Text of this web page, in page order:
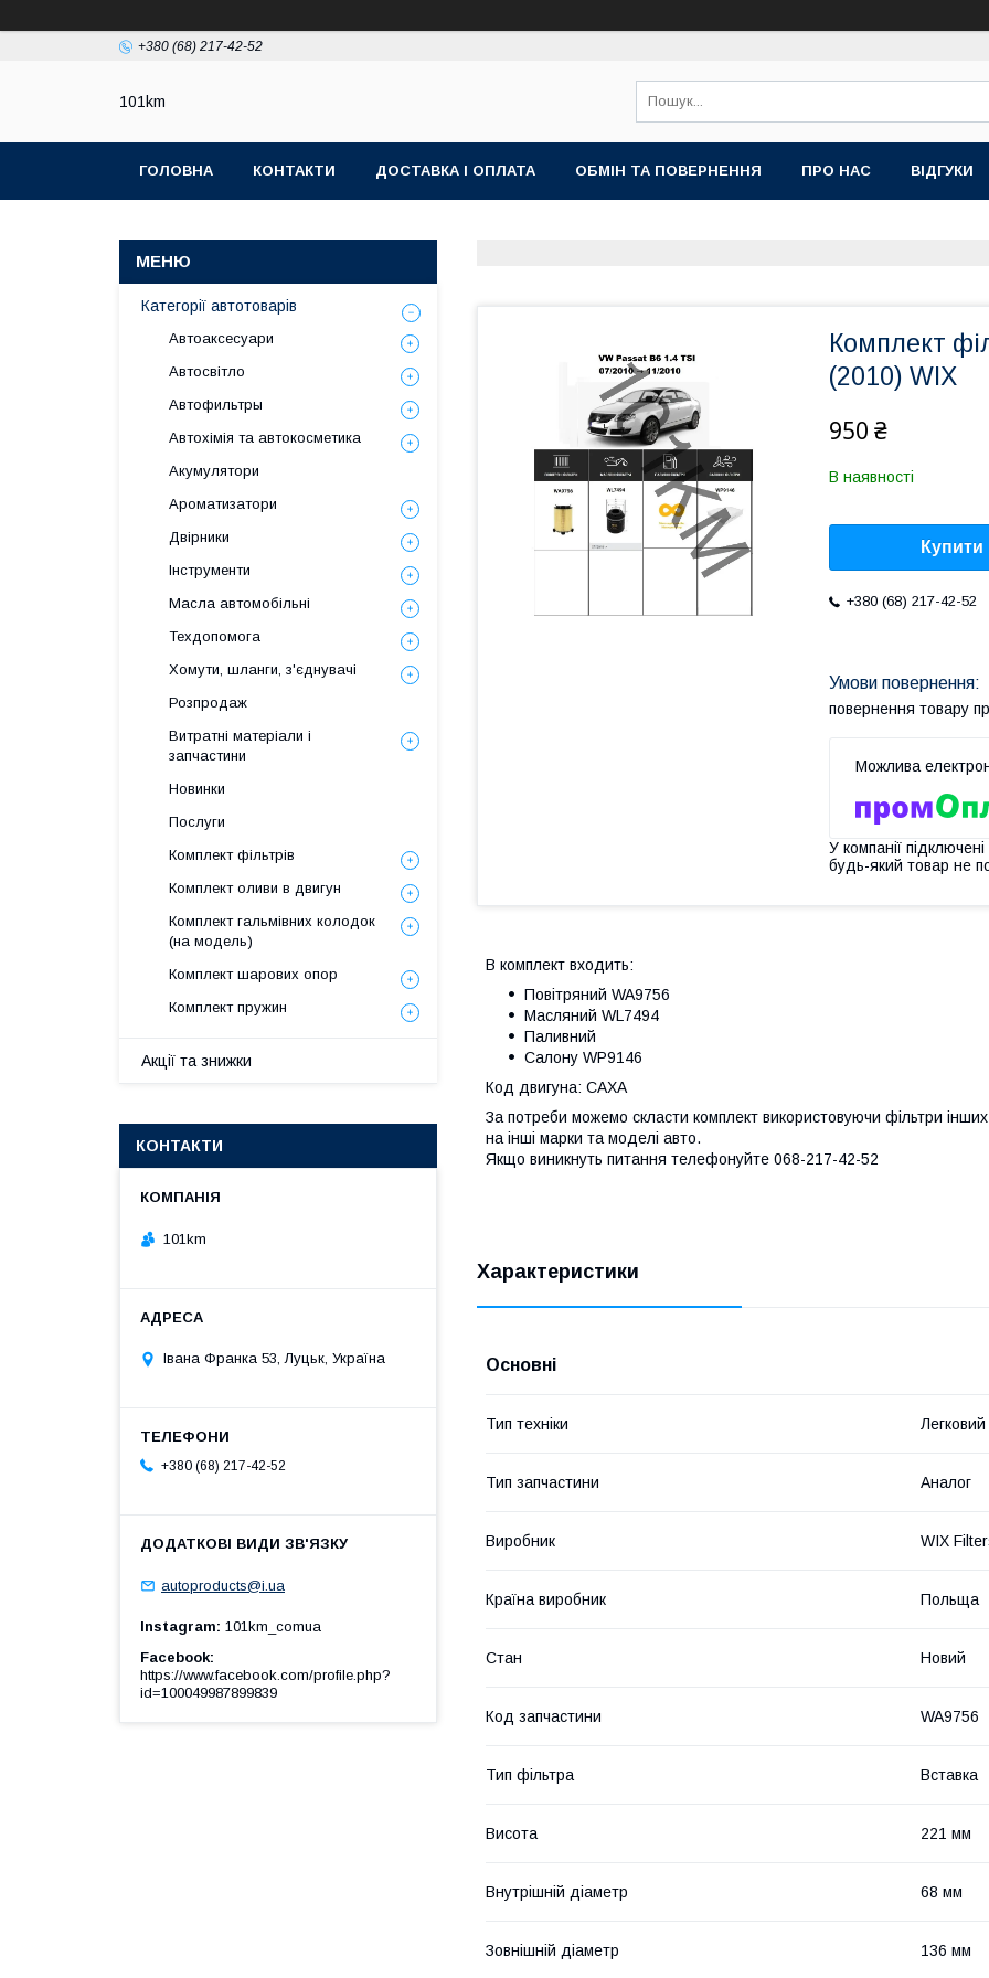
+380 (68) 217-42-52
101km
ГОЛОВНА КОНТАКТИ ДОСТАВКА І ОПЛАТА ОБМІН ТА ПОВЕРНЕННЯ ПРО НАС ВІДГУКИ
Комплект
(2010) WIX
950 ₴
В наявності
Купити
+380 (68) 217-42-52
повернення товару
У компанії
будь-який товар не
В комплект входить:
Повітряний WA9756
Масляний WL7494
Паливний
Салону WP9146
Код двигуна: CAXA
За потреби можемо скласти комплект використовуючи фільтри
на інші марки та моделі авто.
Якщо виникнуть питання телефонуйте 068-217-42-52
Характеристики
Основні
Тип техніки
Тип запчастини Аналог
Виробник WIX
Країна виробник Польща
Стан Новий
Код запчастини WA9756
Тип фільтра Вставка
Висота 221 мм
Внутрішній діаметр 68 мм
Зовнішній діаметр 136 мм
Категорії автотоварів
Автоаксесуари
Автосвітло
Автофильтры
Автохімія та автокосметика
Акумулятори
Ароматизатори
Двірники
Інструменти
Масла автомобільні
Техдопомога
Хомути, шланги, з'єднувачі
Розпродаж
Витратні матеріали і
запчастини
Новинки
Послуги
Комплект фільтрів
Комплект оливи в двигун
Комплект гальмівних колодок
(на модель)
Комплект шарових опор
Комплект пружин
Акції та знижки
КОНТАКТИ
101km
Івана Франка 53, Луцьк, Україна
+380 (68) 217-42-52
autoproducts@i.ua
Instagram 101km_comua
Facebook
https://www.facebook.com/profile.php?
id=100049987899839